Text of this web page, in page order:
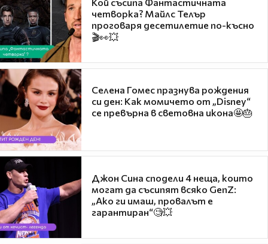
четворка? Майлс Телър
проговаря десетилетие по-късно
🎬👀💥
Селена Гомес празнува рождения
си ден: Как момичето от „Disney“
се превърна в световна икона🤩🎂
Джон Сина сподели 4 неща, които
могат да съсипят всяко GenZ:
„Ако ги имаш, провалът е
гарантиран“🧐💥